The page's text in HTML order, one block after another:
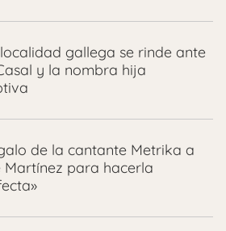
gallega se rinde ante
y la nombra hija
de la cantante Metrika a
Martínez para hacerla